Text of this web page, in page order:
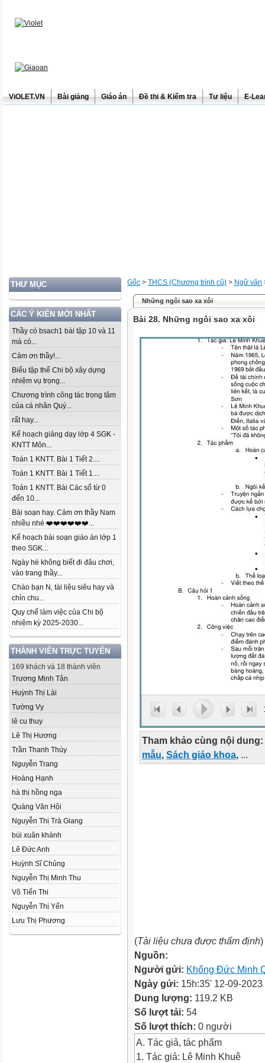
ViOLET.VN Bài giảng Giáo án Đề thi & Kiểm tra Tư liệu E-
THƯ MỤC
CÁC Ý KIẾN MỚI NHẤT
Thầy có bsach1 bài tập 10 và 11
mà có...
Cảm ơn thầy!...
Biểu tập thể Chi bộ xây dựng
nhiệm vụ trọng...
Chương trình công tác trọng tâm
của cá nhân Quý...
rất hay...
Kế hoạch giảng dạy lớp 4 SGK -
KNTT Môn...
Toán 1 KNTT. Bài 1 Tiết 2....
Toán 1 KNTT. Bài 1 Tiết 1....
Toán 1 KNTT. Bài Các số từ 0
đến 10...
Bài soạn hay. Cảm ơn thầy Nam
nhiều nhé ❤️❤️❤️❤️❤️❤️...
Kế hoạch bài soạn giáo án lớp 1
theo SGK...
Ngày hè không biết đi đâu chơi,
vào trang thầy...
Chào bạn N, tài liệu siêu hay và
chỉn chu...
Quy chế làm việc của Chi bộ
nhiệm kỳ 2025-2030...
THÀNH VIÊN TRỰC TUYẾN
169 khách và 18 thành viên
Trương Minh Tân
Huỳnh Thị Lài
Tường Vy
lê cu thuy
Lê Thị Hương
Trần Thanh Thúy
Nguyễn Trang
Hoàng Hạnh
hà thị hồng nga
Quàng Văn Hội
Nguyễn Thị Trà Giang
bùi xuân khánh
Lê Đức Anh
Huỳnh Sĩ Chủng
Nguyễn Thị Minh Thu
Võ Tiến Thi
Nguyễn Thị Yến
Lưu Thị Phương
Gốc > THCS (Chương trình cũ) > Ngữ văn
Những ngôi sao xa xôi
Bài 28. Những ngôi sao xa xôi
Tham khảo cùng nội dung:
mẫu, Sách giáo khoa, ...
(Tài liệu chưa được thẩm định)
Nguồn:
Người gửi: Khổng Đức Minh
Ngày gửi: 15h:35' 12-09-2023
Dung lượng: 119.2 KB
Số lượt tải: 54
Số lượt thích: 0 người
A. Tác giả, tác phẩm
1. Tác giả: Lê Minh Khuê